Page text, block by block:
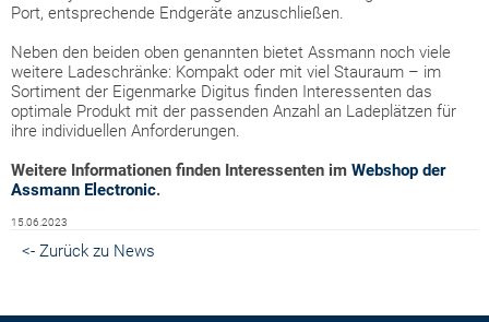
Port, entsprechende Endgeräte anzuschließen.
Neben den beiden oben genannten bietet Assmann noch viele
weitere Ladeschränke: Kompakt oder mit viel Stauraum – im
Sortiment der Eigenmarke Digitus finden Interessenten das
optimale Produkt mit der passenden Anzahl an Ladeplätzen für
ihre individuellen Anforderungen.
Weitere Informationen finden Interessenten im Webshop der
Assmann Electronic.
15.06.2023
<- Zurück zu News